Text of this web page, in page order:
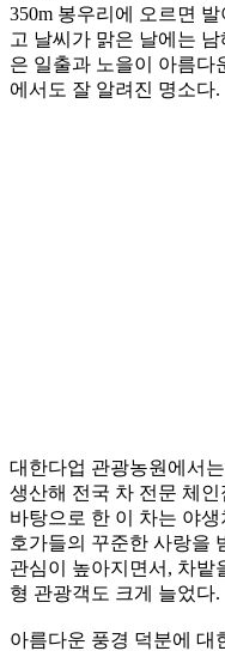
350m 봉우리에 오르면
고 날씨가 맑은 날에는
은 일출과 노을이 아름다
에서도 잘 알려진 명소다.
대한다업 관광농원에서
생산해 전국 차 전문 체
바탕으로 한 이 차는 야
호가들의 꾸준한 사랑을
관심이 높아지면서, 차밭
형 관광객도 크게 늘었다.
아름다운 풍경 덕분에 대